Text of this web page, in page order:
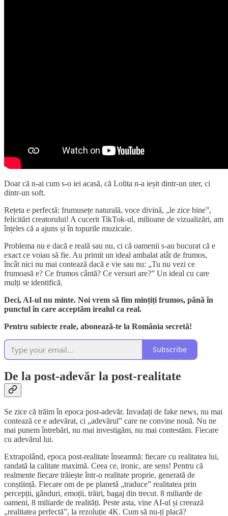
Doar că n-ai cum s-o iei acasă, că Lolita n-a ieșit dintr-un uter, ci
dintr-un soft.
Rețeta e perfectă: frumusețe naturală, voce divină, „le zice bine”,
felicitări creatorului! A cucerit TikTok-ul, milioane de vizualizări, am
înțeles că a ajuns și în topurile muzicale.
Problema nu e dacă e reală sau nu, ci că oamenii s-au bucurat că e
exact ce voiau să fie. Au primit un ideal ambalat atât de frumos,
încât nici nu mai contează dacă e vie sau nu: „Tu nu vezi ce
frumoasă e? Ce frumos cântă? Ce versuri are?” Un ideal cu care
mulți se identifică.
Deci, AI-ul nu minte. Noi vrem să fim mințiți frumos, până în
punctul în care acceptăm irealul ca real.
Pentru subiecte reale, abonează-te la România secretă!
Subscribe
De la post-adevăr la post-realitate
Se zice că trăim în epoca post-adevăr. Invadați de fake news, nu mai
contează ce e adevărat, ci „adevărul” care ne convine nouă. Nu ne
mai punem întrebări, nu mai investigăm, nu mai contestăm. Fiecare
cu adevărul lui.
Extrapolând, epoca post-realitate înseamnă: fiecare cu realitatea lui,
randată la calitate maximă. Ceea ce, ironic, are sens! Pentru că
realmente fiecare trăiește într-o realitate proprie, generată de
conștiință. Fiecare om de pe planetă „traduce” realitatea prin
percepții, gânduri, emoții, trăiri, bagaj din trecut. 8 miliarde de
oameni, 8 miliarde de realități. Peste asta, vine AI-ul și creează
„realitatea perfectă”, la rezoluție 4K. Cum să nu-ți placă?